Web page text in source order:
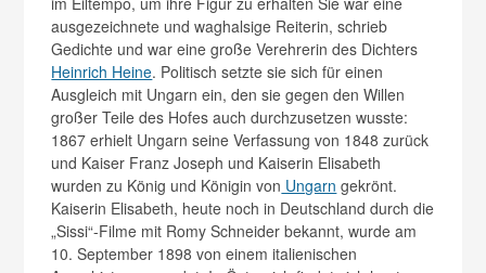
ausgezeichnete und waghalsige Reiterin, schrieb
Gedichte und war eine große Verehrerin des Dichters
Heinrich Heine. Politisch setzte sie sich für einen
Ausgleich mit Ungarn ein, den sie gegen den Willen
großer Teile des Hofes auch durchzusetzen wusste:
1867 erhielt Ungarn seine Verfassung von 1848 zurück
und Kaiser Franz Joseph und Kaiserin Elisabeth
wurden zu König und Königin von Ungarn gekrönt.
Kaiserin Elisabeth, heute noch in Deutschland durch die
„Sissi“-Filme mit Romy Schneider bekannt, wurde am
10. September 1898 von einem italienischen